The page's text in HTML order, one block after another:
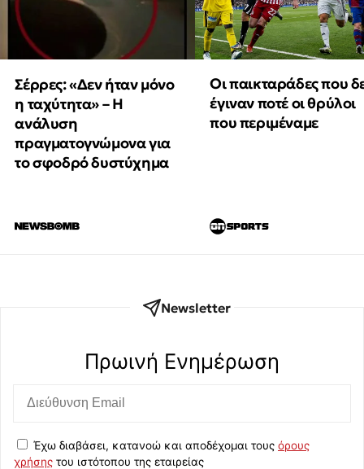
Σέρρες: «Δεν ήταν μόνο
η ταχύτητα» – Η
ανάλυση
πραγματογνώμονα για
το σφοδρό δυστύχημα
Οι παικταράδες που
έγιναν ποτέ οι θρύλοι
που περιμέναμε
Newsletter
Πρωινή Eνημέρωση
Έχω διαβάσει, κατανοώ και αποδέχομαι τους όρους
χρήσης του ιστότοπου της εταιρείας